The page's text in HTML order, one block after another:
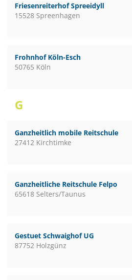
Friesenreiterhof Spreeidyll
15528 Spreenhagen
Frohnhof Köln-Esch
50765 Köln
G
Ganzheitlich mobile Reitschule
27412 Kirchtimke
Ganzheitliche Reitschule Felpo
65618 Selters/Taunus
Gestuet Schwaighof UG
87752 Holzgünz